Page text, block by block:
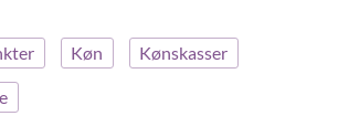
Køn Kønskasser